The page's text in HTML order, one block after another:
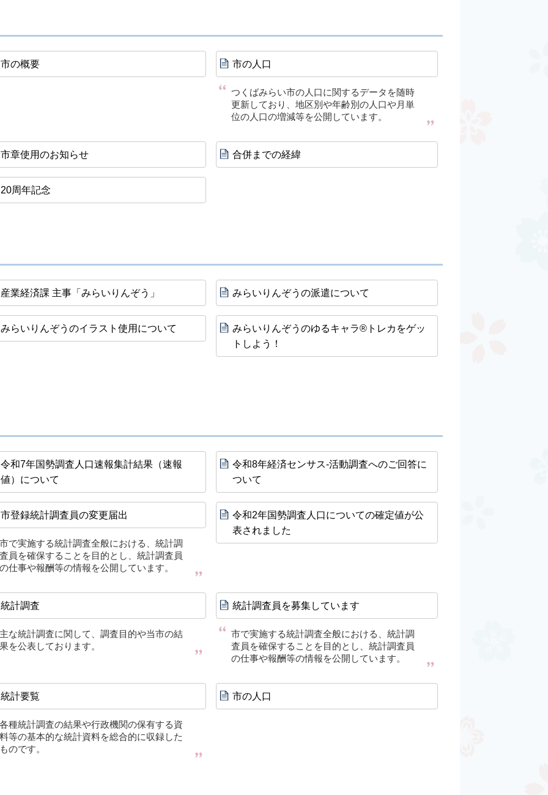
市の概要 市の人口
つくばみらい市の人口に関するデータを随時
更新しており、地区別や年齢別の人口や月単
位の人口の増減等を公開しています。
市章使用のお知らせ 合併までの経緯
20周年記念
産業経済課 主事「みらいりんぞう」 みらいりんぞうの派遣について
みらいりんぞうのイラスト使用について
みらいりんぞうのゆるキャラ®トレカをゲッ
トしよう！
令和7年国勢調査人口速報集計結果（速報
値）について
令和8年経済センサス-活動調査へのご回答に
ついて
市登録統計調査員の変更届出
で実施する統計調査全般における、統計調
員を確保することを目的とし、統計調査員
仕事や報酬等の情報を公開しています。
令和2年国勢調査人口についての確定値が公
表されました
統計調査
な統計調査に関して、調査目的や当市の結
を公表しております。
統計調査員を募集しています
市で実施する統計調査全般における、統計調
査員を確保することを目的とし、統計調査員
の仕事や報酬等の情報を公開しています。
統計要覧
種統計調査の結果や行政機関の保有する資
等の基本的な統計資料を総合的に収録した
のです。
市の人口